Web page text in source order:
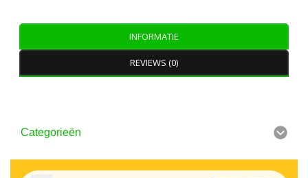
INFORMATIE
REVIEWS (0)
Categorieën